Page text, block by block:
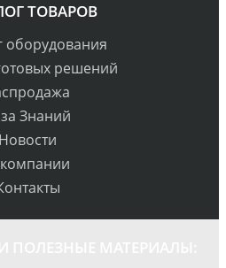
ТОВАРОВ
оборудования
решений
Знаний
Новости